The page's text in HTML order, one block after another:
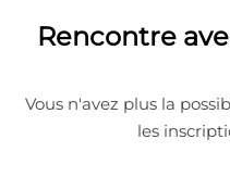
Rencontre
Vous n'avez plus la
les